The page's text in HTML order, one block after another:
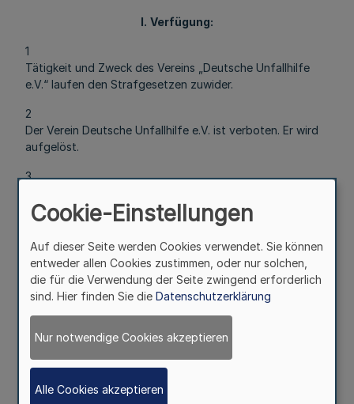
I. Verfügung:
1
Tätigkeit und Zweck des Vereins „Deutsche Unfallhilfe
e.V.“ laufen den Strafgesetzen zuwider.
2
Der Verein Deutsche Unfallhilfe e.V. ist verboten. Er wird
aufgelöst.
3
Deutsche Unfallhilfe e.V. zu bilden oder bestehende
Organisationen als Ersatzorganisationen fortzuführen.
4
Das Vermögen des Vereins Deutsche Unfallhilfe e.V. wird
beschlagnahmt und eingezogen.
5
Die sofortige Vollziehung dieser Verfügung wird
Oberverwaltungsgerichts vom 16.8.2007 (5 D 121/05)
Cookie-Einstellungen
Auf dieser Seite werden Cookies verwendet. Sie können
entweder allen Cookies zustimmen, oder nur solchen,
die für die Verwendung der Seite zwingend erforderlich
sind. Hier finden Sie die Datenschutzerklärung
Nur notwendige Cookies akzeptieren
Alle Cookies akzeptieren